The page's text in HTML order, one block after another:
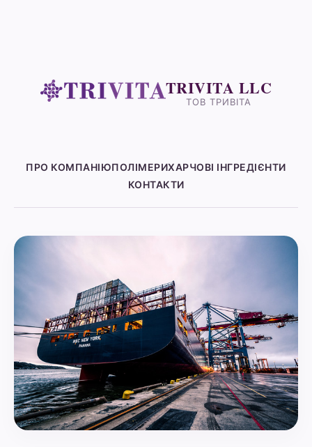
TRIVITA LLC
ТОВ ТРИВІТА
ПРО КОМПАНІЮПОЛІМЕРИХАРЧОВІ ІНГРЕДІЄНТИ
КОНТАКТИ